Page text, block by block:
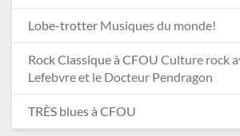
Lobe-trotter Musiques du monde!
Rock Classique à CFOU Culture rock
Lefebvre et le Docteur Pendragon
TRÈS blues à CFOU